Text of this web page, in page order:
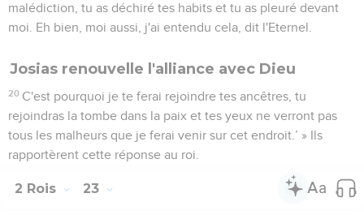
malédiction, tu as déchiré tes habits et tu as pleuré devant
moi. Eh bien, moi aussi, j'ai entendu cela, dit l'Eternel.
Josias renouvelle l'alliance avec Dieu
20 C'est pourquoi je te ferai rejoindre tes ancêtres, tu
rejoindras la tombe dans la paix et tes yeux ne verront pas
tous les malheurs que je ferai venir sur cet endroit.’ » Ils
rapportèrent cette réponse au roi.
2 Rois 23